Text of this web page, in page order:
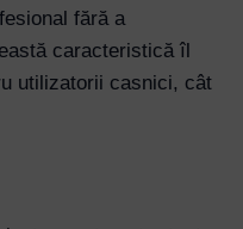
fără a
caracteristică îl
utilizatorii casnici, cât